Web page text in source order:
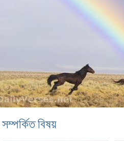
সম্পর্কিত বিষয়